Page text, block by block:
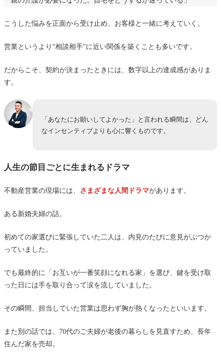
こうした悩みを正面から受け止め、お客様と一緒に考えていく。
営業というより“相談相手”に近い関係を築くことも多いです。
だからこそ、契約が決まったときには、数字以上の達成感がありま
す。
「あなたにお願いしてよかった」と言われる瞬間は、どん
なインセンティブよりも心に響くものです。
人生の節目ごとに生まれるドラマ
不動産営業の現場には、 さまざまな人間ドラマがあります。
ある新婚夫婦の話。
初めての家選びに緊張していた二人は、内見のたびに意見がぶつか
っていました。
でも最終的に「お互いが一番笑顔になれる家」を選び、鍵を受け取
った日には手を取り合って涙を流していました。
その瞬間、担当していた営業は思わず胸が熱くなったといいます。
また別の話では、70代のご夫婦が老後の暮らしを見直すため、長年
住んだ家を売却。